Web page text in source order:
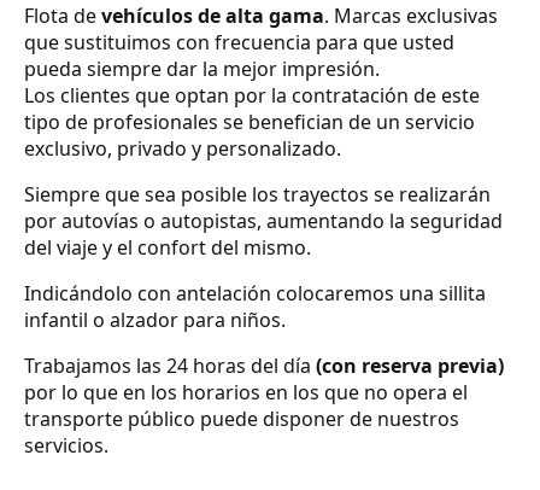
Flota devehículos de alta gama. Marcas exclusivas
que sustituimos con frecuencia para que usted
pueda siempre dar la mejor impresión.
Los clientes que optan por la contratación de este
tipo de profesionales se benefician de un servicio
exclusivo, privado y personalizado.
Siempre que sea posible los trayectos se realizarán
por autovías o autopistas, aumentando la seguridad
del viaje y el confort del mismo.
Indicándolo con antelación colocaremos una sillita
infantil o alzador para niños.
Trabajamos las 24 horas del día (con reserva previa)
por lo que en los horarios en los que no opera el
transporte público puede disponer de nuestros
servicios.